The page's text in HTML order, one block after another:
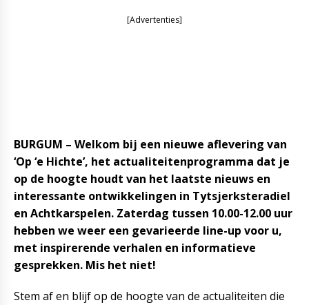
[Advertenties]
BURGUM – Welkom bij een nieuwe aflevering van
‘Op ‘e Hichte’, het actualiteitenprogramma dat je
op de hoogte houdt van het laatste nieuws en
interessante ontwikkelingen in Tytsjerksteradiel
en Achtkarspelen. Zaterdag tussen 10.00-12.00 uur
hebben we weer een gevarieerde line-up voor u,
met inspirerende verhalen en informatieve
gesprekken. Mis het niet!
Stem af en blijf op de hoogte van de actualiteiten die